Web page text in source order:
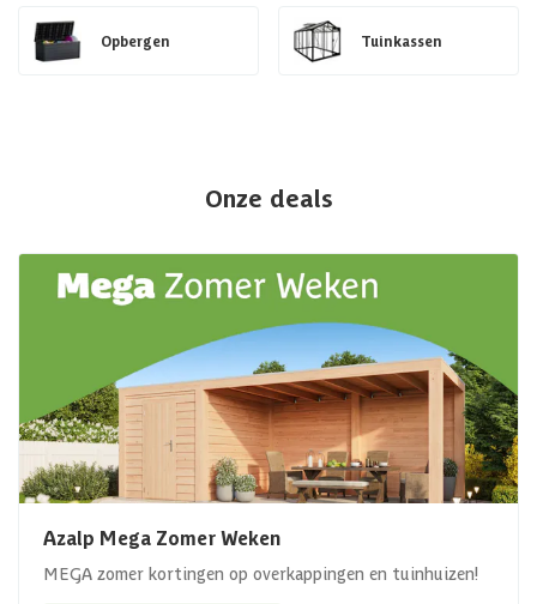
Opbergen Tuinkassen
Onze deals
Azalp Mega Zomer Weken
MEGA zomer kortingen op overkappingen en tuinhuizen!